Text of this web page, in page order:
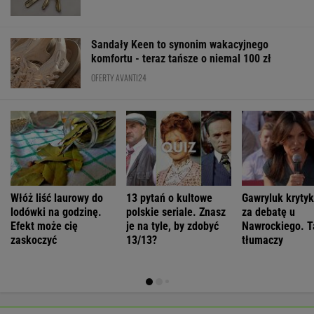
Sandały Keen to synonim wakacyjnego
komfortu - teraz tańsze o niemal 100 zł
OFERTY AVANTI24
Włóż liść laurowy do
lodówki na godzinę.
Efekt może cię
zaskoczyć
13 pytań o kultowe
polskie seriale. Znasz
je na tyle, by zdobyć
13/13?
Gawryluk
za debatę u
Nawrockiego.
tłumaczy